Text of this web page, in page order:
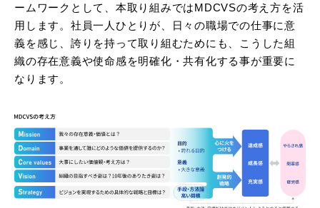
ームワークとして、本取り組みではMDCVSの考え方を活
用します。社員一人ひとりが、日々の職場での仕事に意
義を感じ、誇りを持って取り組むためにも、こうした組
織の存在意義や使命感を明確化・共有化する事が重要に
なります。